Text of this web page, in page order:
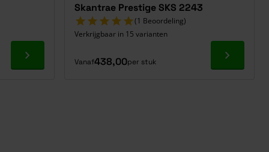
Ga naar product
Skantrae Prestige SKS 2243
(1 Beoordeling)
Verkrijgbaar in 15 varianten
Vanaf438,00per stuk Ga naar